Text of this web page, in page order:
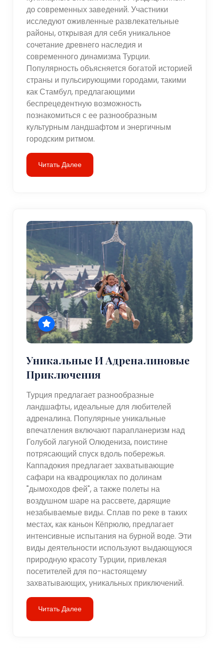
до современных заведений. Участники
исследуют оживленные развлекательные
районы, открывая для себя уникальное
сочетание древнего наследия и
современного динамизма Турции.
Популярность объясняется богатой историей
страны и пульсирующими городами, такими
как Стамбул, предлагающими
беспрецедентную возможность
познакомиться с ее разнообразным
культурным ландшафтом и энергичным
городским ритмом.
Читать Далее
Уникальные И Адреналиновые
Приключения
Турция предлагает разнообразные
ландшафты, идеальные для любителей
адреналина. Популярные уникальные
впечатления включают парапланеризм над
Голубой лагуной Олюдениза, поистине
потрясающий спуск вдоль побережья.
Каппадокия предлагает захватывающие
сафари на квадроциклах по долинам
"дымоходов фей", а также полеты на
воздушном шаре на рассвете, дарящие
незабываемые виды. Сплав по реке в таких
местах, как каньон Кёпрюлю, предлагает
интенсивные испытания на бурной воде. Эти
виды деятельности используют выдающуюся
природную красоту Турции, привлекая
посетителей для по-настоящему
захватывающих, уникальных приключений.
Читать Далее